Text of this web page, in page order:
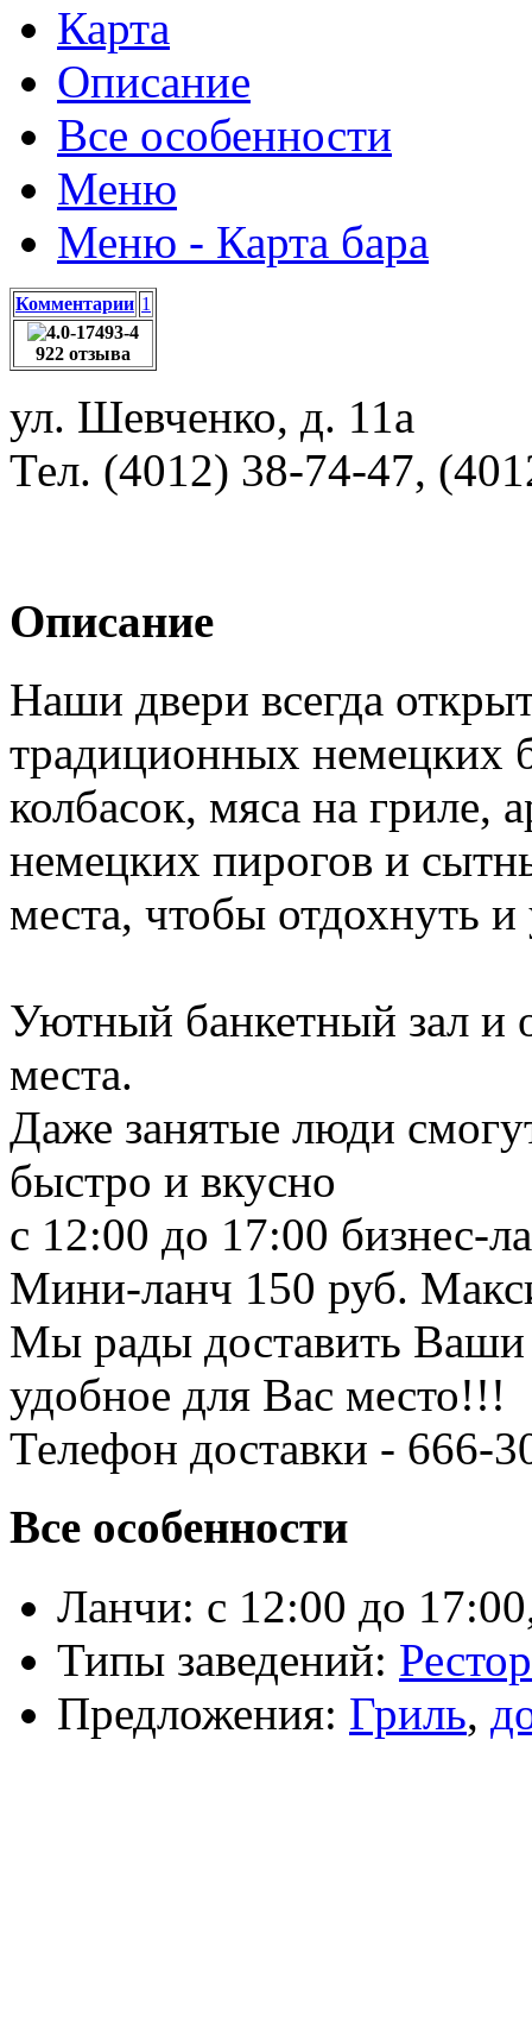
Карта
Описание
Все особенности
Меню
Меню - Карта бара
Комментарии 1
922 отзыва
ул. Шевченко, д. 11а
Тел. (4012) 38-74-47,
Описание
Наши двери всегда
традиционных немецких
колбасок, мяса на гриле,
немецких пирогов и
места, чтобы отдохнуть и
Уютный банкетный зал и
места.
Даже занятые люди
быстро и вкусно
с 12:00 до 17:00 бизнес-
Мини-ланч 150 руб.
Мы рады доставить
удобное для Вас место!!!
Телефон доставки - 666-
Все особенности
Ланчи: с 12:00 до
Типы заведений:
Предложения: Гриль,